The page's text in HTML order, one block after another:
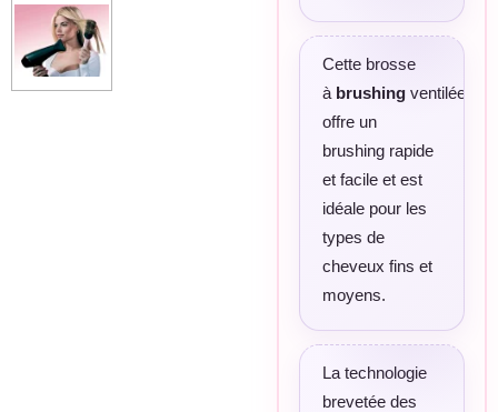
Cette brosse
à brushing ventilée
offre un
brushing rapide
et facile et est
idéale pour les
types de
cheveux fins et
moyens.
La technologie
brevetée des